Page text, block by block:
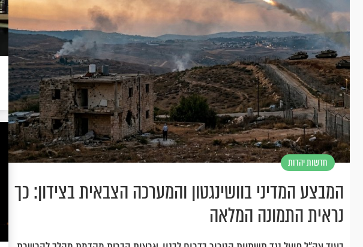
חדשות יהדות
המבצע המדיני בוושינגטון והמערכה הצבאית בצידון: כך
נראית התמונה המלאה